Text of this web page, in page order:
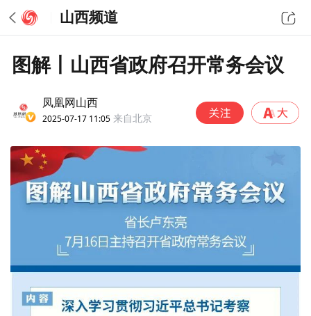
山西频道
图解丨山西省政府召开常务会议
凤凰网山西
2025-07-17 11:05 来自北京